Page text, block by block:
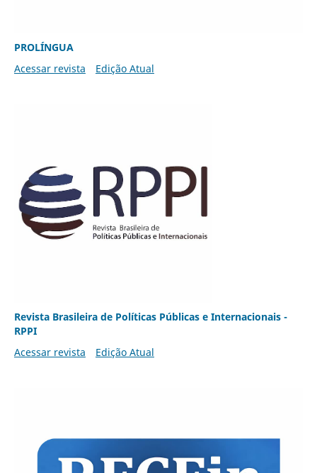
PROLÍNGUA
Acessar revista
Edição Atual
Revista Brasileira de Políticas Públicas e Internacionais -
RPPI
Acessar revista
Edição Atual